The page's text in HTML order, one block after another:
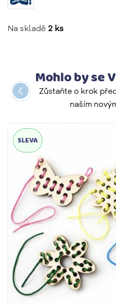
Na skladě 2 ks
Mohlo by se
Zůstaňte o krok
naším
SLEVA